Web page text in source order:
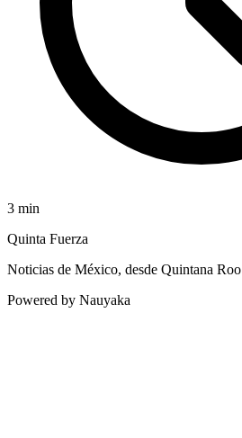
3 min
Quinta Fuerza
Noticias de México, desde Quintana Roo
Powered by Nauyaka